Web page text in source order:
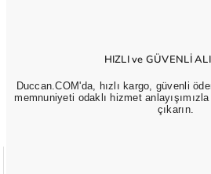
HIZLI ve GÜVENLİ
Duccan.COM'da, hızlı kargo, güvenli
memnuniyeti odaklı hizmet
çıkarın.